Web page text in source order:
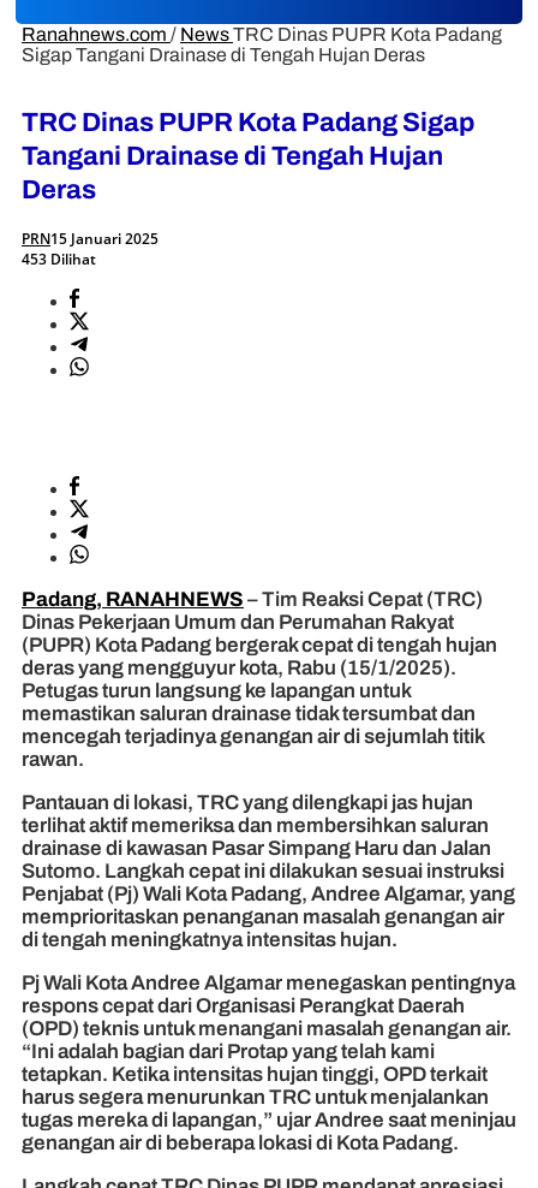
Ranahnews.com / NewsTRC Dinas PUPR Kota Padang
Sigap Tangani Drainase di Tengah Hujan Deras
TRC Dinas PUPR Kota Padang Sigap
Tangani Drainase di Tengah Hujan
Deras
PRN15 Januari 2025
453 Dilihat
Padang, RANAHNEWS – Tim Reaksi Cepat (TRC)
Dinas Pekerjaan Umum dan Perumahan Rakyat
(PUPR) Kota Padang bergerak cepat di tengah hujan
deras yang mengguyur kota, Rabu (15/1/2025).
Petugas turun langsung ke lapangan untuk
memastikan saluran drainase tidak tersumbat dan
mencegah terjadinya genangan air di sejumlah titik
rawan.
Pantauan di lokasi, TRC yang dilengkapi jas hujan
terlihat aktif memeriksa dan membersihkan saluran
drainase di kawasan Pasar Simpang Haru dan Jalan
Sutomo. Langkah cepat ini dilakukan sesuai instruksi
Penjabat (Pj) Wali Kota Padang, Andree Algamar, yang
memprioritaskan penanganan masalah genangan air
di tengah meningkatnya intensitas hujan.
Pj Wali Kota Andree Algamar menegaskan pentingnya
respons cepat dari Organisasi Perangkat Daerah
(OPD) teknis untuk menangani masalah genangan air.
“Ini adalah bagian dari Protap yang telah kami
tetapkan. Ketika intensitas hujan tinggi, OPD terkait
harus segera menurunkan TRC untuk menjalankan
tugas mereka di lapangan,” ujar Andree saat meninjau
genangan air di beberapa lokasi di Kota Padang.